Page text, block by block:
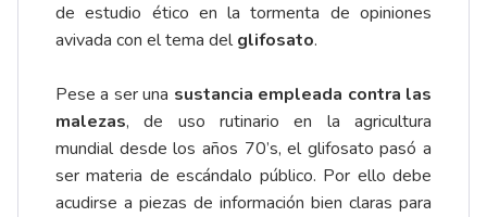
de estudio ético en la tormenta de opiniones
avivada con el tema delglifosato.
Pese a ser una sustancia empleada contra las
malezas, de uso rutinario en la agricultura
mundial desde los años 70’s, el glifosato pasó a
ser materia de escándalo público. Por ello debe
acudirse a piezas de información bien claras para